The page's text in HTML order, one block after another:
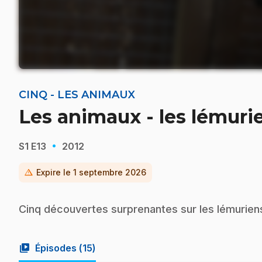
CINQ - LES ANIMAUX
Les animaux - les
S1 E13 · 2012
warning Expire le 1 septembre 2026
Cinq découvertes surprenantes sur les
video_library Épisodes (15)